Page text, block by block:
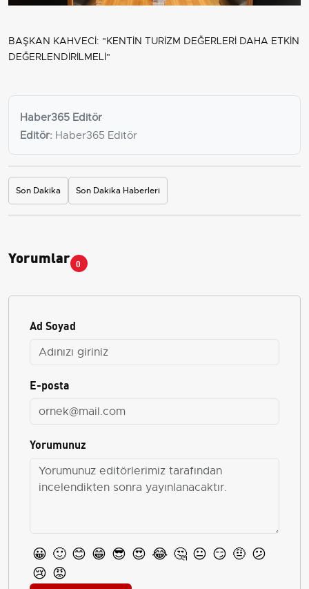
BAŞKAN KAHVECİ: "KENTİN TURİZM DEĞERLERİ DAHA ETKİN
DEĞERLENDİRİLMELİ"
Haber365 Editör
Editör: Haber365 Editör
Son Dakika Son Dakika Haberleri
Yorumlar 0
Ad Soyad
E-posta
Yorumunuz
😀 🙂 😊 😁 😎 😍 😂 🤔 😐 😏 🤨 😕
😢 😡